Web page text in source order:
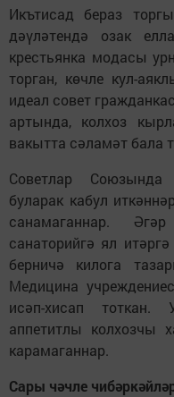
Икътисад бераз
дәүләтендә озак
крестьянка модасы
торган, көчле кул-
идеал совет
артында, колхоз
вакытта сәламәт бала
Советлар
буларак кабул
санамаганнар.
санаторийгә ял
берничә килога
Медицина
исәп-хисап
аппетитлы колхозчы
карамаганнар.
Сары чәчле